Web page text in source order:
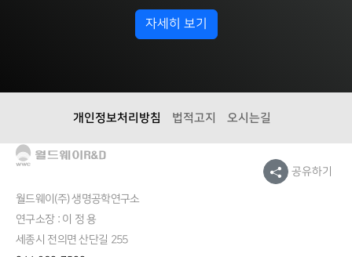
자세히 보기
개인정보처리방침 법적고지 오시는길
월드웨이(주) 생명공학연구소
연구소장 : 이 정 용
세종시 전의면 산단길 255
공유하기